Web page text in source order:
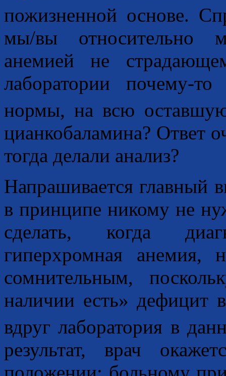
пожизненной основе.
мы/вы относительно
анемией не
лаборатории почему-
нормы, на всю
цианкобаламина? Ответ
тогда делали анализ?
Напрашивается главный
в принципе никому не
сделать, когда
гиперхромная анемия,
сомнительным,
наличии есть» дефицит
вдруг лаборатория в
результат, врач